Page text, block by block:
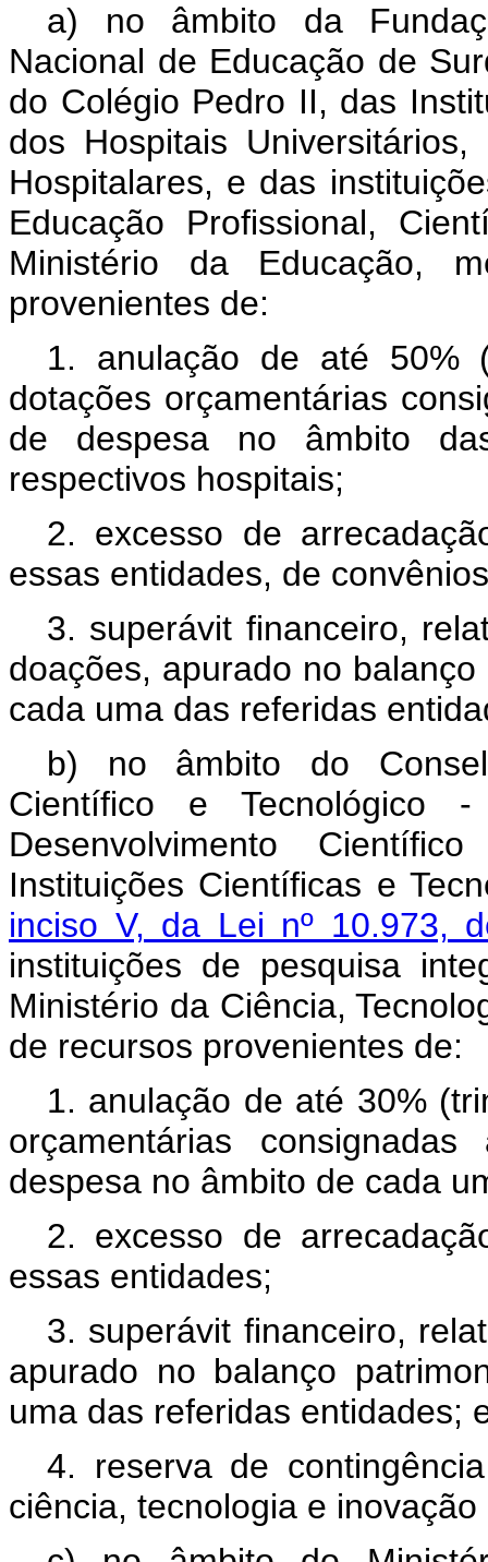
a) no âmbito da
Nacional de Educação de
do Colégio Pedro II, das
dos Hospitais
Hospitalares, e das
Educação Profissional,
Ministério da Educação,
provenientes de:
1. anulação de até 50%
dotações orçamentárias
de despesa no âmbito
respectivos hospitais;
2. excesso de
essas entidades, de
3. superávit financeiro,
doações, apurado no
cada uma das referidas
b) no âmbito do
Científico e Tecnológico
Desenvolvimento
Instituições Científicas e
inciso V, da Lei nº 10.973,
instituições de pesquisa
Ministério da Ciência,
de recursos provenientes de:
1. anulação de até 30%
orçamentárias
despesa no âmbito de cada
2. excesso de
essas entidades;
3. superávit financeiro,
apurado no balanço
uma das referidas entidades;
4. reserva de
ciência, tecnologia e